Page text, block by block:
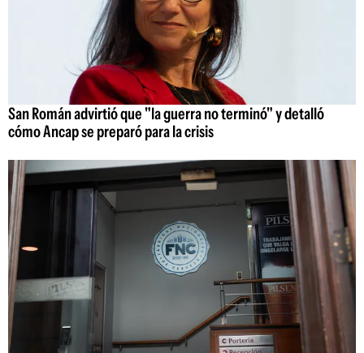
San Román advirtió que "la guerra no terminó" y detalló
cómo Ancap se preparó para la crisis